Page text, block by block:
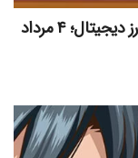
اطلاعیه و اتفاقات مهم صرافی‌های ایرانی ارز دیجیتال؛ ۴ مرداد